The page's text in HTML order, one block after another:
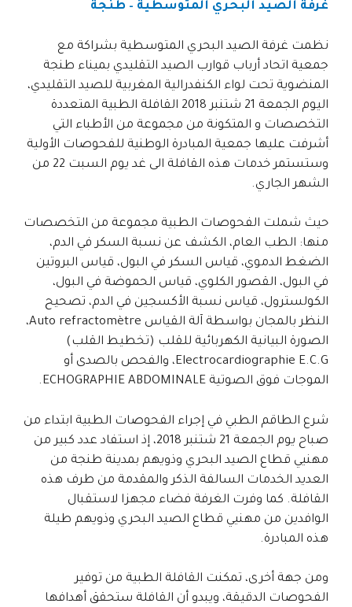
غرفة الصيد البحري المتوسطية – طنجة
نظمت غرفة الصيد البحري المتوسطية بشراكة مع
جمعية اتحاد أرباب قوارب الصيد التقليدي بميناء طنجة
المنضوية تحت لواء الكنفدرالية المغربية للصيد التقليدي،
اليوم الجمعة 21 شتنبر 2018 القافلة الطبية المتعددة
التخصصات و المتكونة من مجموعة من الأطباء التي
أشرفت عليها جمعية المبادرة الوطنية للفحوصات الأولية
وستستمر خدمات هذه القافلة الى غد يوم السبت 22 من
الشهر الجاري.
حيث شملت الفحوصات الطبية مجموعة من التخصصات
منها: الطب العام، الكشف عن نسبة السكر في الدم،
الضغط الدموي، قياس السكر في البول، قياس البروتين
في البول، القصور الكلوي، قياس الحموضة في البول،
الكولسترول، قياس نسبة الأكسجين في الدم، تصحيح
النظر بالمجان بواسطة آلة القياس Auto refractomètre،
الصورة البيانية الكهربائية للقلب (تخطيط القلب)
Electrocardiographie E.C.G، والفحص بالصدى أو
الموجات فوق الصوتية ECHOGRAPHIE ABDOMINALE.
شرع الطاقم الطبي في إجراء الفحوصات الطبية ابتداء من
صباح يوم الجمعة 21 شتنبر 2018، إذ استفاد عدد كبير من
مهنيي قطاع الصيد البحري وذويهم بمدينة طنجة من
العديد الخدمات السالفة الذكر والمقدمة من طرف هذه
القافلة. كما وفرت الغرفة فضاء مجهزا لاستقبال
الوافدين من مهنيي قطاع الصيد البحري وذويهم طيلة
هذه المبادرة.
ومن جهة أخرى، تمكنت القافلة الطبية من توفير
الفحوصات الدقيقة، ويبدو أن القافلة ستحقق أهدافها